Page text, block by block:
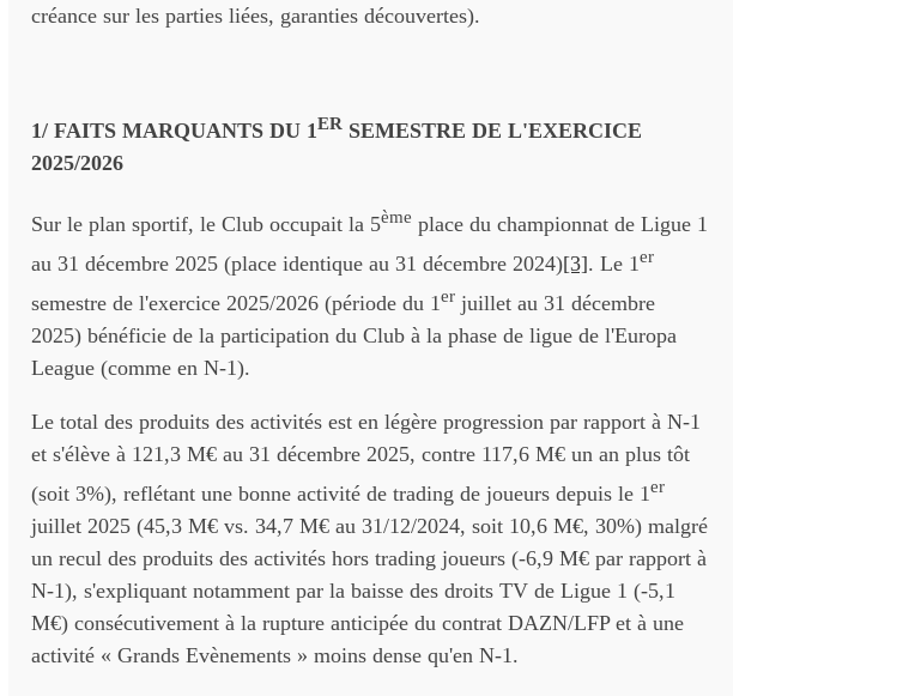
créance sur les parties liées, garanties découvertes).
1/ FAITS MARQUANTS DU 1ER SEMESTRE DE L'EXERCICE
2025/2026
Sur le plan sportif, le Club occupait la 5ème place du championnat de Ligue 1
au 31 décembre 2025 (place identique au 31 décembre 2024)[3]. Le 1er
semestre de l'exercice 2025/2026 (période du 1er juillet au 31 décembre
2025) bénéficie de la participation du Club à la phase de ligue de l'Europa
League (comme en N-1).
Le total des produits des activités est en légère progression par rapport à N-1
et s'élève à 121,3 M€ au 31 décembre 2025, contre 117,6 M€ un an plus tôt
(soit 3%), reflétant une bonne activité de trading de joueurs depuis le 1er
juillet 2025 (45,3 M€ vs. 34,7 M€ au 31/12/2024, soit 10,6 M€, 30%) malgré
un recul des produits des activités hors trading joueurs (-6,9 M€ par rapport à
N-1), s'expliquant notamment par la baisse des droits TV de Ligue 1 (-5,1
M€) consécutivement à la rupture anticipée du contrat DAZN/LFP et à une
activité « Grands Evènements » moins dense qu'en N-1.